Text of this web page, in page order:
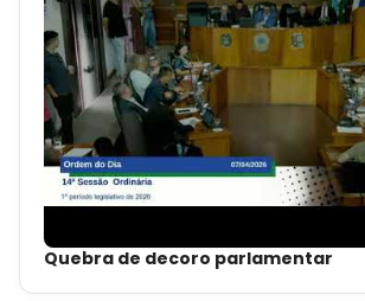
Quebra de decoro parlamentar